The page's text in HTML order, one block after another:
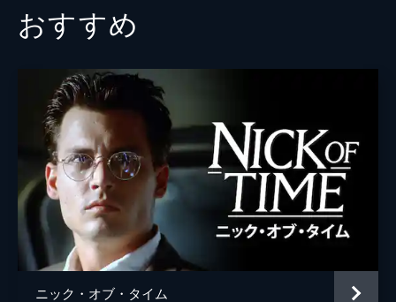
トム・ラスブールト
おすすめ
ニック・オブ・タイム